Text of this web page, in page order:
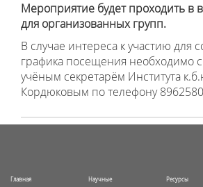
Мероприятие будет проходить в
для организованных групп.
В случае интереса к участию для
графика посещения необходимо
учёным секретарём Института
Кордюковым по телефону
Главная Научные Ресурсы